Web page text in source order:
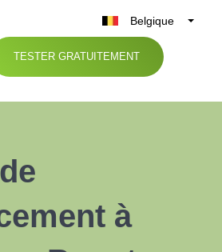
Belgique
België
Nederland
TESTER GRATUITEMENT
à